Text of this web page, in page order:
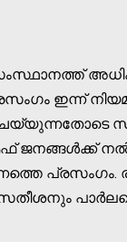
ഇന്ന്
പ്രസംഗം.